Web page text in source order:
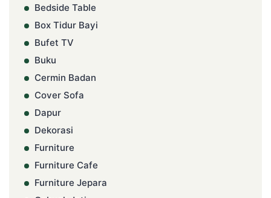
Bedside Table
Box Tidur Bayi
Bufet TV
Buku
Cermin Badan
Cover Sofa
Dapur
Dekorasi
Furniture
Furniture Cafe
Furniture Jepara